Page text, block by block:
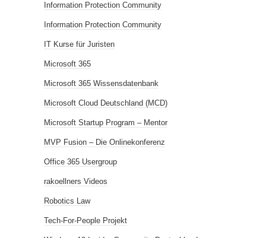
Information Protection Community
Information Protection Community
IT Kurse für Juristen
Microsoft 365
Microsoft 365 Wissensdatenbank
Microsoft Cloud Deutschland (MCD)
Microsoft Startup Program – Mentor
MVP Fusion – Die Onlinekonferenz
Office 365 Usergroup
rakoellners Videos
Robotics Law
Tech-For-People Projekt